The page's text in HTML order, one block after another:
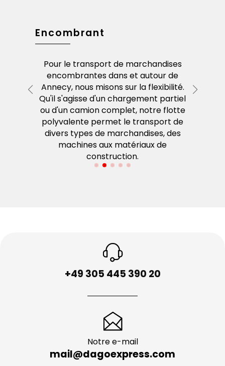
Encombrant
Pour le transport de marchandises
encombrantes dans et autour de
Annecy, nous misons sur la flexibilité.
Qu'il s'agisse d'un chargement partiel
ou d'un camion complet, notre flotte
polyvalente permet le transport de
divers types de marchandises, des
machines aux matériaux de
construction.
+49 305 445 390 20
Notre e-mail
mail@dagoexpress.com